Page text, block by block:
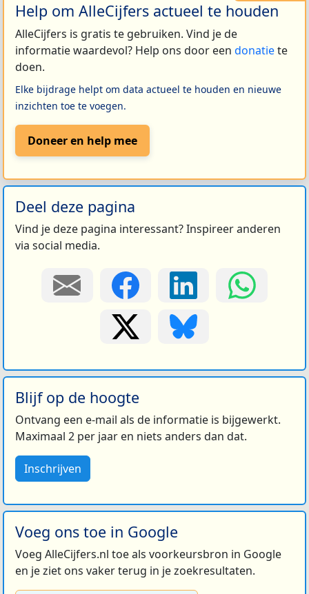
Help om AlleCijfers actueel te houden
AlleCijfers is gratis te gebruiken. Vind je de
informatie waardevol? Help ons door een donatiete
doen.
Elke bijdrage helpt om data actueel te houden en nieuwe
inzichten toe te voegen.
Doneer en help mee
Deel deze pagina
Vind je deze pagina interessant? Inspireer anderen
via social media.
Blijf op de hoogte
Ontvang een e-mail als de informatie is bijgewerkt.
Maximaal 2 per jaar en niets anders dan dat.
Inschrijven
Voeg ons toe in Google
Voeg AlleCijfers.nl toe als voorkeursbron in Google
en je ziet ons vaker terug in je zoekresultaten.